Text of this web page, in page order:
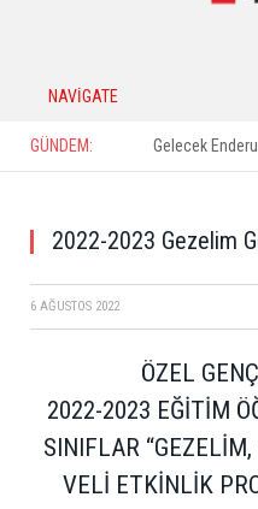
NAVIGATE
GÜNDEM: Gelecek
2022-2023 Gezelim
6 AĞUSTOS 2022
ÖZEL
2022-2023 EĞİTİM
SINIFLAR
VELİ ETKİNLİK